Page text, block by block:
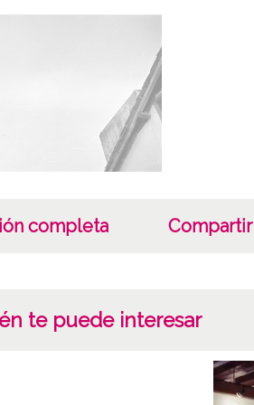
completa Compartir
te puede interesar